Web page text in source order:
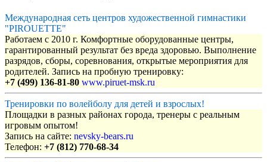
Международная сеть центров художественной гимнастики
"PIROUETTE"
Работаем с 2010 г. Комфортные оборудованные центры,
гарантированный результат без вреда здоровью. Выполнение
разрядов, сборы, соревнования, открытые мероприятия для
родителей. Запись на пробную тренировку:
+7 (499) 136-81-80 www.piruet-msk.ru
Тренировки по волейболу для детей и взрослых!
Площадки в разных районах города, тренеры с реальным
игровым опытом!
Запись на сайте: nevsky-bears.ru
Телефон: +7 (812) 770-68-34